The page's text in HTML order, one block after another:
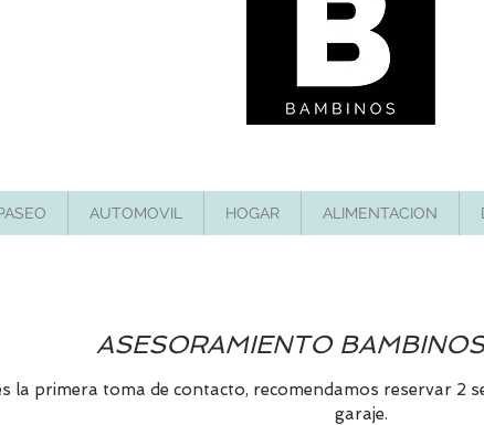
AUTOMOVIL HOGAR ALIMENTACION
ASESORAMIENTO
la primera toma de contacto, recomendamos reservar 2
garaje.